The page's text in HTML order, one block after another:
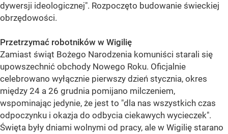
dywersji ideologicznej". Rozpoczęto budowanie świeckiej
obrzędowości.
Przetrzymać robotników w Wigilię
Zamiast świąt Bożego Narodzenia komuniści starali się
upowszechnić obchody Nowego Roku. Oficjalnie
celebrowano wyłącznie pierwszy dzień stycznia, okres
między 24 a 26 grudnia pomijano milczeniem,
wspominając jedynie, że jest to "dla nas wszystkich czas
odpoczynku i okazja do odbycia ciekawych wycieczek".
Święta były dniami wolnymi od pracy, ale w Wigilię starano